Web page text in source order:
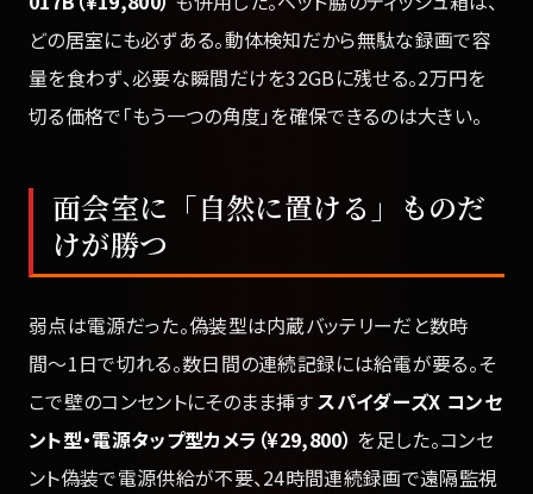
どの居室にも必ずある。動体検知だから無駄な録画で容
量を食わず、必要な瞬間だけを32GBに残せる。2万円を
切る価格で「もう一つの角度」を確保できるのは大きい。
面会室に「自然に置ける」ものだ
けが勝つ
弱点は電源だった。偽装型は内蔵バッテリーだと数時
間〜1日で切れる。数日間の連続記録には給電が要る。そ
こで壁のコンセントにそのまま挿すスパイダーズX コンセ
ント型・電源タップ型カメラ（¥29,800） を足した。コンセ
ント偽装で電源供給が不要、24時間連続録画で遠隔監視